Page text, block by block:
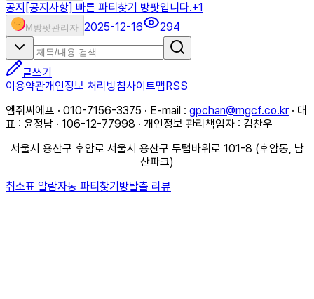
공지 [공지사항] 빠른 파티찾기 방팟입니다.+1
M 방팟관리자 2025-12-16 294
글쓰기
이용약관개인정보 처리방침사이트맵RSS
엠쥐씨에프 · 010-7156-3375 · E-mail : gpchan@mgcf.co.kr · 대
표 : 윤정남 · 106-12-77998 · 개인정보 관리책임자 : 김찬우
서울시 용산구 후암로 서울시 용산구 두텁바위로 101-8 (후암동, 남
산파크)
취소표 알람자동 파티찾기방탈출 리뷰